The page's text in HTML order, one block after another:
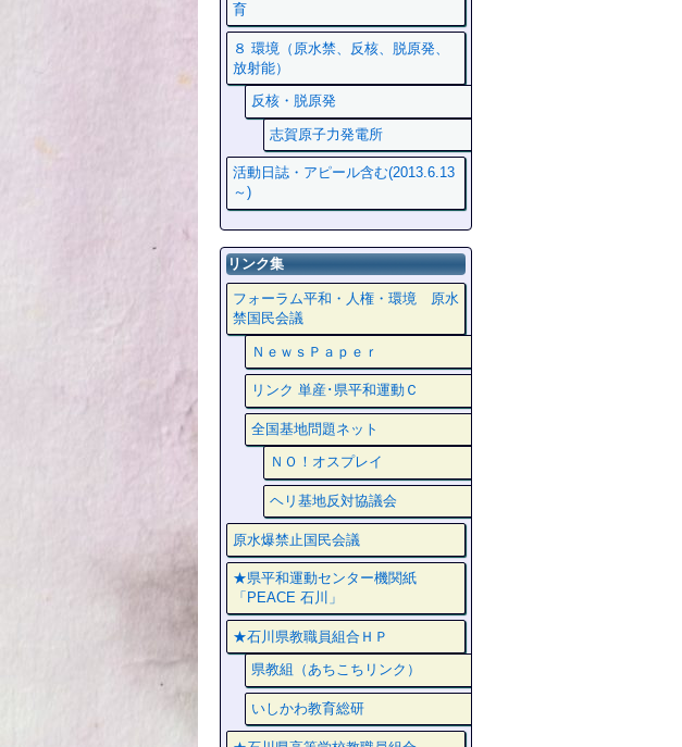
育
８ 環境（原水禁、反核、脱原発、
放射能）
反核・脱原発
志賀原子力発電所
活動日誌・アピール含む(2013.6.13
～)
リンク集
フォーラム平和・人権・環境 原水
禁国民会議
ＮｅｗｓＰａｐｅｒ
リンク 単産･県平和運動Ｃ
全国基地問題ネット
ＮＯ！オスプレイ
ヘリ基地反対協議会
原水爆禁止国民会議
★県平和運動センター機関紙
「PEACE 石川」
★石川県教職員組合ＨＰ
県教組（あちこちリンク）
いしかわ教育総研